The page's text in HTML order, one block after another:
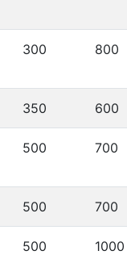
300 800
350 600
500 700
500 700
500 1000